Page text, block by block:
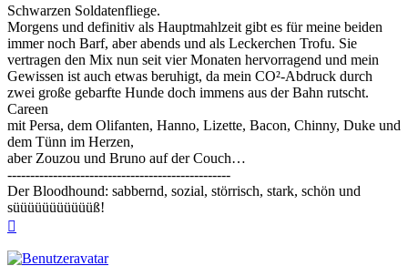
Schwarzen Soldatenfliege.
Morgens und definitiv als Hauptmahlzeit gibt es für meine beiden
immer noch Barf, aber abends und als Leckerchen Trofu. Sie
vertragen den Mix nun seit vier Monaten hervorragend und mein
Gewissen ist auch etwas beruhigt, da mein CO²-Abdruck durch
zwei große gebarfte Hunde doch immens aus der Bahn rutscht.
Careen
mit Persa, dem Olifanten, Hanno, Lizette, Bacon, Chinny, Duke und
dem Tünn im Herzen,
aber Zouzou und Bruno auf der Couch…
-------------------------------------------------
Der Bloodhound: sabbernd, sozial, störrisch, stark, schön und
süüüüüüüüüüüß!